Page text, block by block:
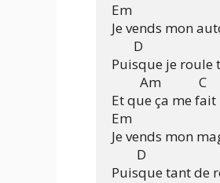
Em
Je vends mon
       D
Puisque je roule
         Am            C
Et que ça me
Em
Je vends mon
        D
Puisque tant de